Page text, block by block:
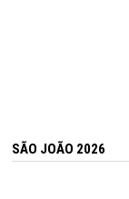
SÃO JOÃO 2026